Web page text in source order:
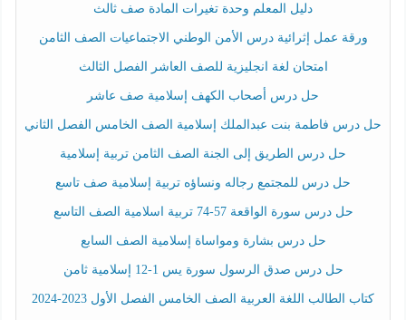
دليل المعلم وحدة تغيرات المادة صف ثالث
ورقة عمل إثرائية درس الأمن الوطني الاجتماعيات الصف الثامن
امتحان لغة انجليزية للصف العاشر الفصل الثالث
حل درس أصحاب الكهف إسلامية صف عاشر
حل درس فاطمة بنت عبدالملك إسلامية الصف الخامس الفصل الثاني
حل درس الطريق إلى الجنة الصف الثامن تربية إسلامية
حل درس للمجتمع رجاله ونساؤه تربية إسلامية صف تاسع
حل درس سورة الواقعة 57-74 تربية اسلامية الصف التاسع
حل درس بشارة ومواساة إسلامية الصف السابع
حل درس صدق الرسول سورة يس 1-12 إسلامية ثامن
كتاب الطالب اللغة العربية الصف الخامس الفصل الأول 2023-2024